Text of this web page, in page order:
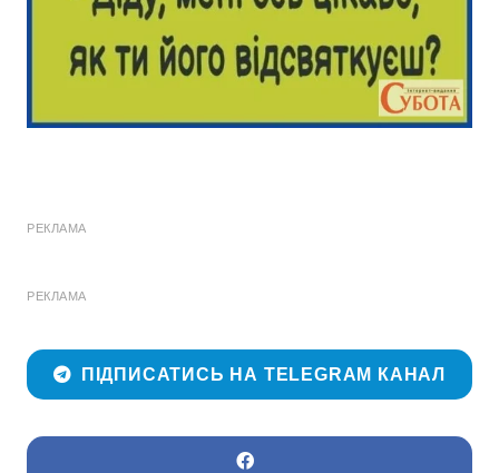
РЕКЛАМА
РЕКЛАМА
ПІДПИСАТИСЬ НА TELEGRAM КАНАЛ